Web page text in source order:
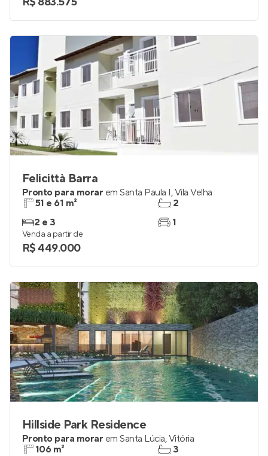
Felicittà Barra
Pronto para morar em Santa Paula I,Vila Velha
51 e 61 m²
2 e 3
2
1
Venda a partir de
R$ 449.000
Hillside Park Residence
Pronto para morar em Santa Lúcia,Vitória
106 m²
3